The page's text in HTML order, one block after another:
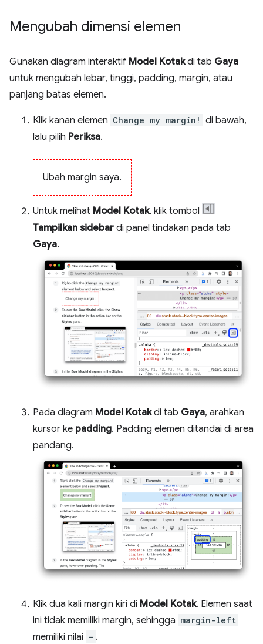
Mengubah dimensi elemen
Gunakan diagram interaktif Model Kotakdi tab Gaya
untuk mengubah lebar, tinggi, padding, margin, atau
panjang batas elemen.
Klik kanan elemen Change my margin! di bawah,
lalu pilih Periksa.
Ubah margin saya.
Untuk melihat Model Kotak, klik tombol
Tampilkan sidebar di panel tindakan pada tab
Gaya.
Pada diagram Model Kotakdi tab Gaya, arahkan
kursor ke padding. Padding elemen ditandai di area
pandang.
Klik dua kali margin kiri di Model Kotak. Elemen saat
ini tidak memiliki margin, sehingga margin-left
memiliki nilai - .